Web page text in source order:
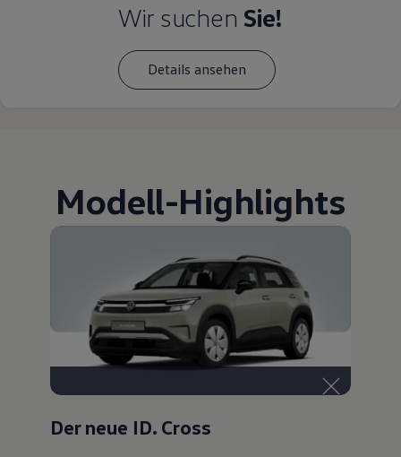
Wir suchen Sie!
Details ansehen
Modell-Highlights
Der neue ID. Cross